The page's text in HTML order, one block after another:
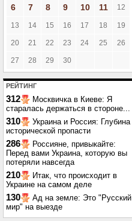
6
7 8 9 10 11 12
13 14 15 16 17 18 19
20 21 22 23 24 25 26
27 28 29 30
РЕЙТИНГ
312
Москвичка в Киеве: Я
старалась держаться в стороне...
310
Украина и Россия: Глубина
исторической пропасти
286
Россияне, привыкайте:
Перед вами Украина, которую вы
потеряли навсегда
210
Итак, что происходит в
Украине на самом деле
130
Ад на земле: Это "Русский
мир" на выезде